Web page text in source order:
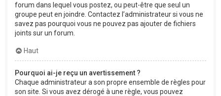
forum dans lequel vous postez, ou peut-être que seul un
groupe peut en joindre. Contactez l’administrateur si vous ne
savez pas pourquoi vous ne pouvez pas ajouter de fichiers
joints sur un forum.
Haut
Pourquoi ai-je reçu un avertissement ?
Chaque administrateur a son propre ensemble de règles pour
son site. Si vous avez dérogé à une règle, vous pouvez